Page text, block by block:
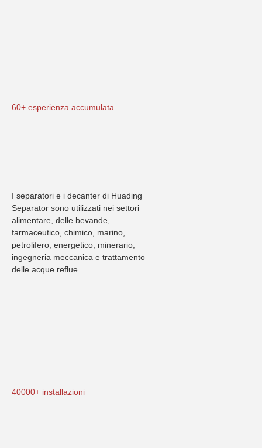
60+ esperienza accumulata
I separatori e i decanter di Huading
Separator sono utilizzati nei settori
alimentare, delle bevande,
farmaceutico, chimico, marino,
petrolifero, energetico, minerario,
ingegneria meccanica e trattamento
delle acque reflue.
40000+ installazioni